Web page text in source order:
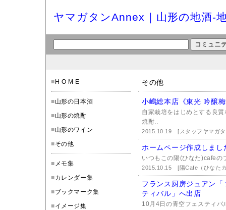
ヤマガタンAnnex｜山形の地酒-
■ H O M E
■山形の日本酒
■山形の焼酎
■山形のワイン
■その他
■ メモ集
■カレンダー集
■ブックマーク集
■イメージ集
その他
小嶋総本店《東光 吟醸
自家栽培をはじめとする良
焼酎..
2015.10.19[スタッフヤマガ
ホームページ作成しまし
いつもこの陽(ひなた)cafeの
2015.10.15[陽Cafe（ひなた
フランス厨房ジュアン
ティバル」へ出店
10月4日の青空フェスティ